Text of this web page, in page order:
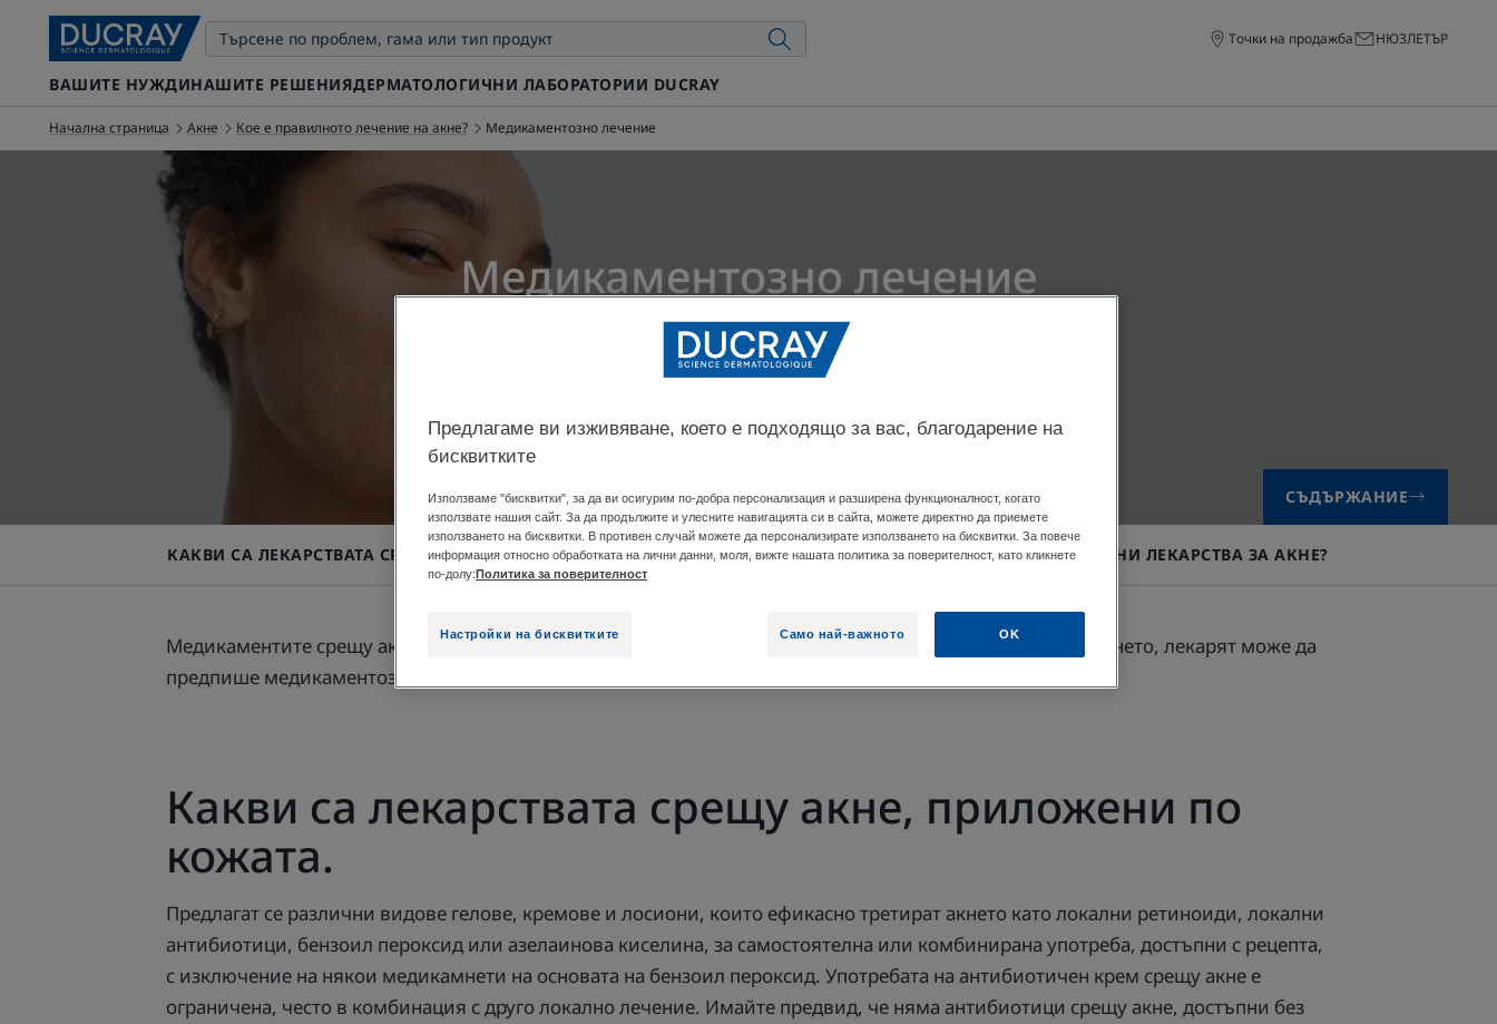
Точки на продажба НЮЗЛЕТЪР
ВАШИТЕ НУЖДИНАШИТЕ РЕШЕНИЯДЕРМАТОЛОГИЧНИ ЛАБОРАТОРИИ DUCRAY
Начална страница Акне Кое е правилното лечение на акне? Медикаментозно лечение
Медикаментозно лечение
, одобрено отнашите медицински експерти на DUCRAY
СЪДЪРЖАНИЕ
КАКВИ СА ЛЕКАРСТВАТА СРЕЩУ АКНЕ, ПРИЛОЖЕНИ ПО КОЖАТА. КАКВИ СА РАЗЛИЧНИТЕ ПЕРОРАЛНИ ЛЕКАРСТВА ЗА АКНЕ?
Медикаментите срещу акне варират в състава и начина на приложение. В зависимост от тежестта на акнето, лекарят може да
предпише медикаментозно лечение.
Какви са лекарствата срещу акне, приложени по
кожата.
Предлагат се различни видове гелове, кремове и лосиони, които ефикасно третират акнето като локални ретиноиди, локални
антибиотици, бензоил пероксид или азелаинова киселина, за самостоятелна или комбинирана употреба, достъпни с рецепта,
с изключение на някои медикамнети на основата на бензоил пероксид. Употребата на антибиотичен крем срещу акне е
ограничена, често в комбинация с друго локално лечение. Имайте предвид, че няма антибиотици срещу акне, достъпни без
Предлагаме ви изживяване, което е подходящо за вас, благодарение на
бисквитките
Използваме "бисквитки", за да ви осигурим по-добра персонализация и разширена функционалност, когато
използвате нашия сайт. За да продължите и улесните навигацията си в сайта, можете директно да приемете
използването на бисквитки. В противен случай можете да персонализирате използването на бисквитки. За повече
информация относно обработката на лични данни, моля, вижте нашата политика за поверителност, като кликнете
по-долу:Политика за поверителност
Настройки на бисквитките Само най-важното OK